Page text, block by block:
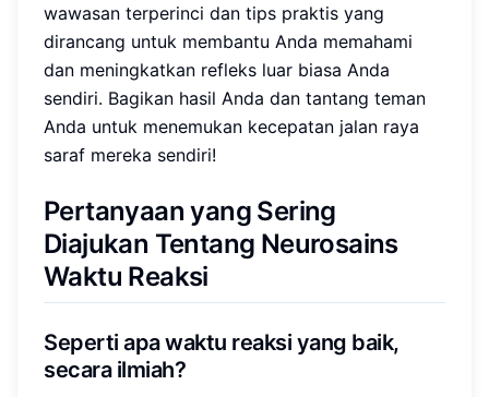
wawasan terperinci dan tips praktis yang
dirancang untuk membantu Anda memahami
dan meningkatkan refleks luar biasa Anda
sendiri. Bagikan hasil Anda dan tantang teman
Anda untuk menemukan kecepatan jalan raya
saraf mereka sendiri!
Pertanyaan yang Sering
Diajukan Tentang Neurosains
Waktu Reaksi
Seperti apa waktu reaksi yang baik,
secara ilmiah?